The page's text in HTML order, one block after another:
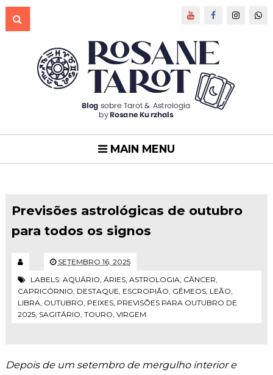
MAIN MENU
Previsões astrológicas de outubro
para todos os signos
SETEMBRO 16, 2025
LABELS: AQUÁRIO, ÁRIES, ASTROLOGIA, CÂNCER,
CAPRICÓRNIO, DESTAQUE, ESCROPIÃO, GÊMEOS, LEÃO,
LIBRA, OUTUBRO, PEIXES, PREVISÕES PARA OUTUBRO DE
2025, SAGITÁRIO, TOURO, VIRGEM
Depois de um setembro de mergulho interior e